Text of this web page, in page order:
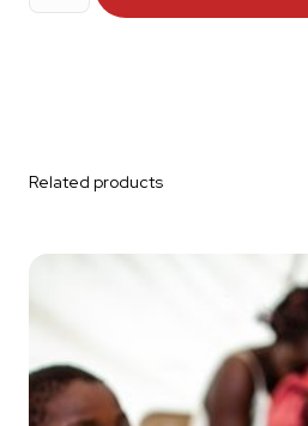
Related products